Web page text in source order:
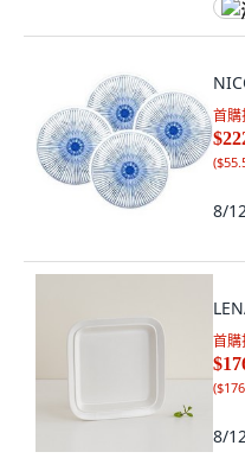
首購
(
8/
首購
(
8/